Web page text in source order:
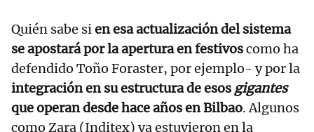
Quién sabe sien esa actualización del sistema
se apostará por la apertura en festivoscomo ha
defendido Toño Foraster, por ejemplo- y por la
integración en su estructura de esos gigantes
que operan desde hace años en Bilbao. Algunos
como Zara (Inditex) ya estuvieron en la